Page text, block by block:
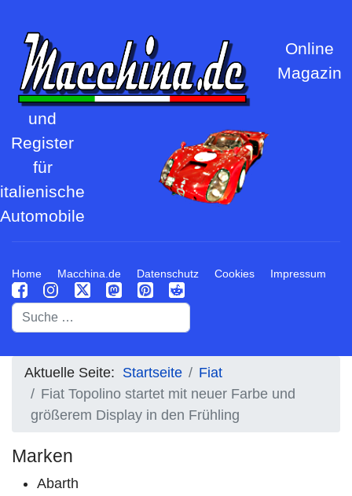
Online
Magazin
und
Register
für
italienische
Automobile
Home Macchina.de Datenschutz Cookies Impressum
Suchen
Aktuelle Seite: Startseite
Fiat
Fiat Topolino startet mit neuer Farbe und
größerem Display in den Frühling
Marken
Abarth